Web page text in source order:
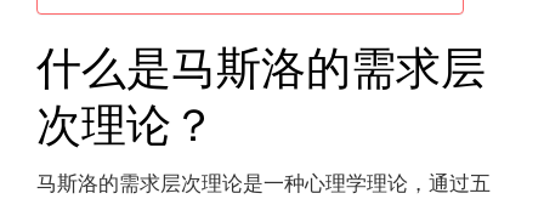
什么是马斯洛的需求层
次理论？
马斯洛的需求层次理论是一种心理学理论，通过五